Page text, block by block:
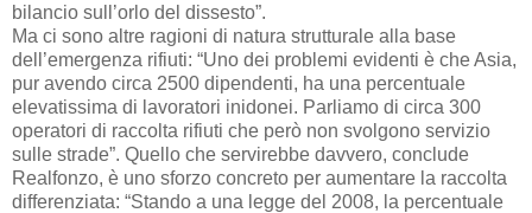
bilancio sull’orlo del dissesto”.
Ma ci sono altre ragioni di natura strutturale alla base
dell’emergenza rifiuti: “Uno dei problemi evidenti è che Asia,
pur avendo circa 2500 dipendenti, ha una percentuale
elevatissima di lavoratori inidonei. Parliamo di circa 300
operatori di raccolta rifiuti che però non svolgono servizio
sulle strade”. Quello che servirebbe davvero, conclude
Realfonzo, è uno sforzo concreto per aumentare la raccolta
differenziata: “Stando a una legge del 2008, la percentuale